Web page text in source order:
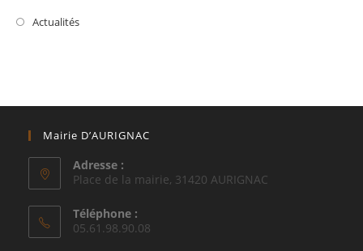
Actualités
Mairie D’AURIGNAC
Adresse :
Place de la mairie, 31420 AURIGNAC
Téléphone :
05.61.98.90.08